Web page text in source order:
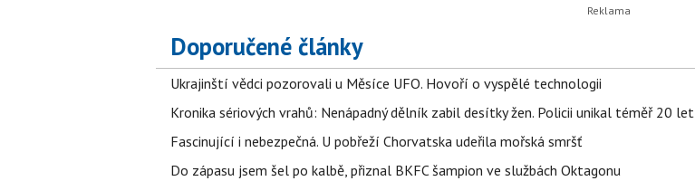
Doporučené články
Ukrajinští vědci pozorovali u Měsíce UFO. Hovoří o vyspělé technologii
Kronika sériových vrahů: Nenápadný dělník zabil desítky žen. Policii unikal téměř 20 let
Fascinující i nebezpečná. U pobřeží Chorvatska udeřila mořská smršť
Do zápasu jsem šel po kalbě, přiznal BKFC šampion ve službách Oktagonu